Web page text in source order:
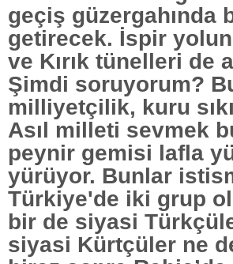
geçiş güzergahında
getirecek. İspir
ve Kırık tünelleri de
Şimdi soruyorum?
milliyetçilik, kuru
Asıl milleti sevmek
peynir gemisi lafla
yürüyor. Bunlar
Türkiye'de iki grup
bir de siyasi
siyasi Kürtçüler ne